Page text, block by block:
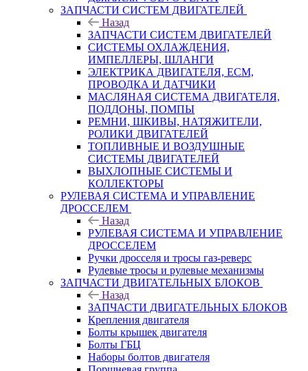
ЗАПЧАСТИ СИСТЕМ ДВИГАТЕЛЕЙ
Назад
ЗАПЧАСТИ СИСТЕМ ДВИГАТЕЛЕЙ
СИСТЕМЫ ОХЛАЖДЕНИЯ,
ИМПЕЛЛЕРЫ, ШЛАНГИ
ЭЛЕКТРИКА ДВИГАТЕЛЯ, ECM,
ПРОВОДКА И ДАТЧИКИ
МАСЛЯНАЯ СИСТЕМА ДВИГАТЕЛЯ,
ПОДДОНЫ, ПОМПЫ
РЕМНИ, ШКИВЫ, НАТЯЖИТЕЛИ,
РОЛИКИ ДВИГАТЕЛЕЙ
ТОПЛИВНЫЕ И ВОЗДУШНЫЕ
СИСТЕМЫ ДВИГАТЕЛЕЙ
ВЫХЛОПНЫЕ СИСТЕМЫ И
КОЛЛЕКТОРЫ
РУЛЕВАЯ СИСТЕМА И УПРАВЛЕНИЕ
ДРОССЕЛЕМ
Назад
РУЛЕВАЯ СИСТЕМА И УПРАВЛЕНИЕ
ДРОССЕЛЕМ
Ручки дросселя и тросы газ-реверс
Рулевые тросы и рулевые механизмы
ЗАПЧАСТИ ДВИГАТЕЛЬНЫХ БЛОКОВ
Назад
ЗАПЧАСТИ ДВИГАТЕЛЬНЫХ БЛОКОВ
Крепления двигателя
Болты крышек двигателя
Болты ГБЦ
Наборы болтов двигателя